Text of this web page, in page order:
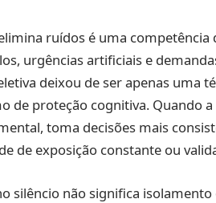
ruídos é uma
urgências artificiais e
deixou de ser apenas uma
de proteção cognitiva. Quando
toma decisões mais
de exposição constante ou
silêncio não significa